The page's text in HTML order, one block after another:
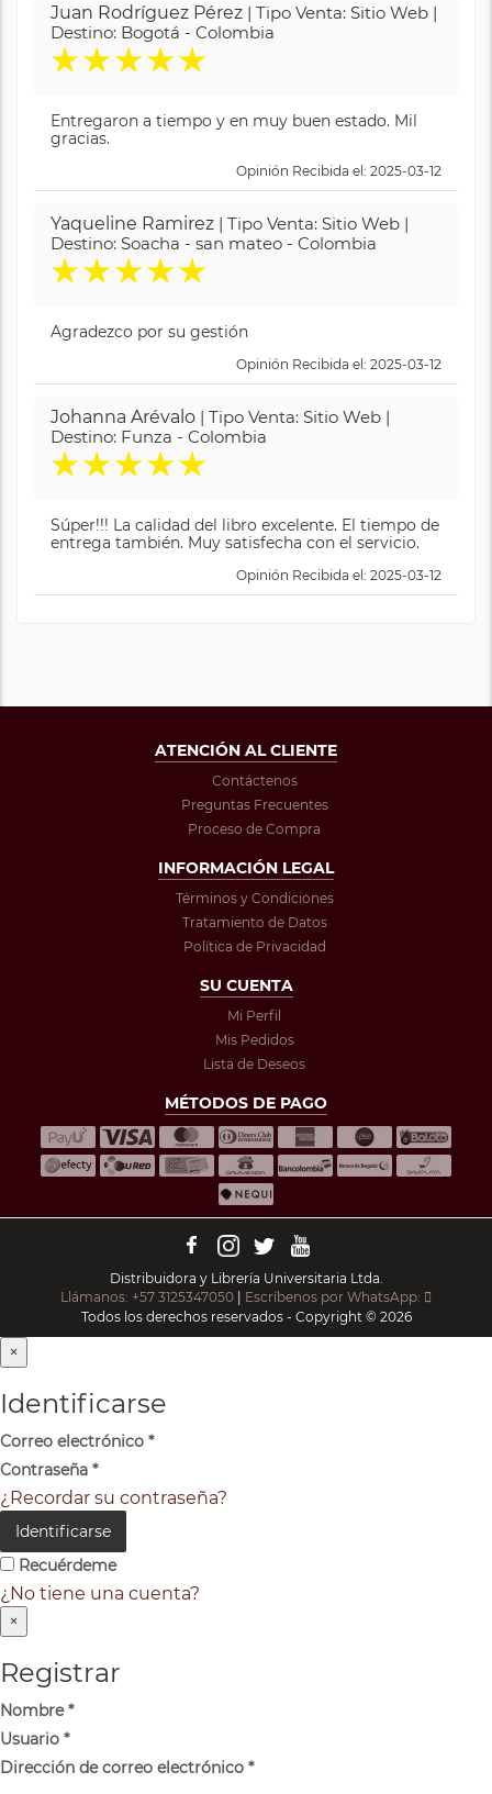
Juan Rodríguez Pérez | Tipo Venta: Sitio Web |
Destino: Bogotá - Colombia
★★★★★
Entregaron a tiempo y en muy buen estado. Mil
gracias.
Opinión Recibida el: 2025-03-12
Yaqueline Ramirez | Tipo Venta: Sitio Web |
Destino: Soacha - san mateo - Colombia
★★★★★
Agradezco por su gestión
Opinión Recibida el: 2025-03-12
Johanna Arévalo | Tipo Venta: Sitio Web |
Destino: Funza - Colombia
★★★★★
Súper!!! La calidad del libro excelente. El tiempo de
entrega también. Muy satisfecha con el servicio.
Opinión Recibida el: 2025-03-12
ATENCIÓN AL CLIENTE
Contáctenos
Preguntas Frecuentes
Proceso de Compra
INFORMACIÓN LEGAL
Términos y Condiciones
Tratamiento de Datos
Política de Privacidad
SU CUENTA
Mi Perfil
Mis Pedidos
Lista de Deseos
MÉTODOS DE PAGO
Distribuidora y Librería Universitaria Ltda.
Llámanos: +57 3125347050
Escríbenos por WhatsApp:
Todos los derechos reservados - Copyright © 2026
×
Identificarse
Correo electrónico *
Contraseña *
¿Recordar su contraseña?
Identificarse
Recuérdeme
¿No tiene una cuenta?
×
Registrar
Nombre*
Usuario *
Dirección de correo electrónico *